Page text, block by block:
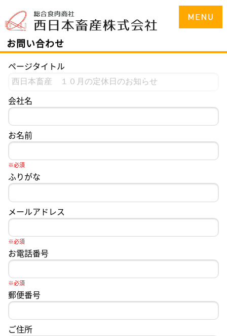
お問い合わせ
ページタイトル
会社名
お名前
※必須
ふりがな
メールアドレス
※必須
お電話番号
※必須
郵便番号
ご住所